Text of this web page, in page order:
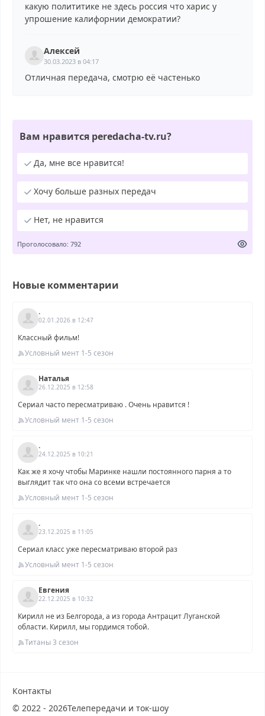
какую полититике не здесь россия что харис у
упрошение калифорнии демократии?
Алексей
30.03.2023 в 04:17
Отличная передача, смотрю её частенько
Вам нравится peredacha-tv.ru?
Да, мне все нравится!
Хочу больше разных передач
Нет, не нравится
Проголосовало: 792
Новые комментарии
.
02.01.2026 в 12:47
Классный фильм!
Условный мент 1-5 сезон
Наталья
26.12.2025 в 12:58
Сериал часто пересматриваю . Очень нравится !
Условный мент 1-5 сезон
.
24.12.2025 в 10:21
Как же я хочу чтобы Маринке нашли постоянного парня а то
выглядит так что она со всеми встречается
Условный мент 1-5 сезон
.
23.12.2025 в 11:05
Сериал класс уже пересматриваю второй раз
Условный мент 1-5 сезон
Евгения
22.12.2025 в 10:32
Кирилл не из Белгорода, а из города Антрацит Луганской
области. Кирилл, мы гордимся тобой.
Титаны 3 сезон
Контакты
© 2022 - 2026Телепередачи и ток-шоу